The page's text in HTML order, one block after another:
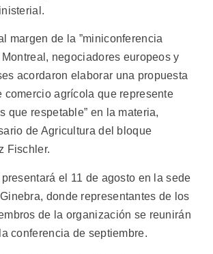
margen de la ”miniconferencia
Montreal, negociadores europeos y
acordaron elaborar una propuesta
comercio agrícola que represente
que respetable” en la materia,
de Agricultura del bloque
Fischler.
el 11 de agosto en la sede
donde representantes de los
de la organización se reunirán
conferencia de septiembre.